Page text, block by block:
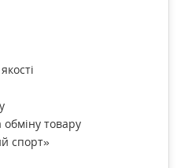
товару
спорт»